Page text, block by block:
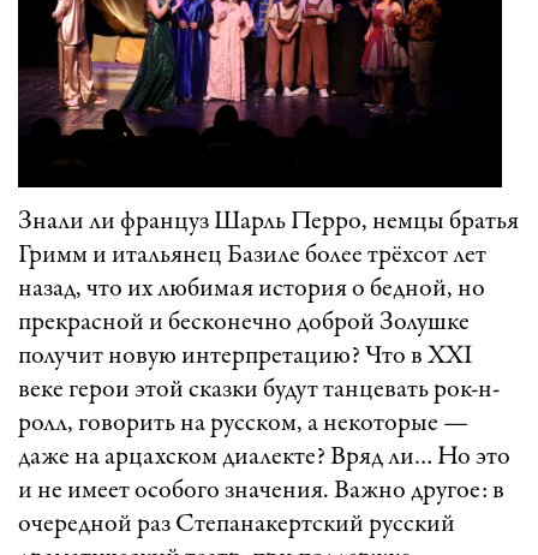
Знали ли француз Шарль Перро, немцы братья
Гримм и итальянец Базиле более трёхсот лет
назад, что их любимая история о бедной, но
прекрасной и бесконечно доброй Золушке
получит новую интерпретацию? Что в XXI
веке герои этой сказки будут танцевать рок-н-
ролл, говорить на русском, а некоторые —
даже на арцахском диалекте? Вряд ли… Но это
и не имеет особого значения. Важно другое: в
очередной раз Степанакертский русский